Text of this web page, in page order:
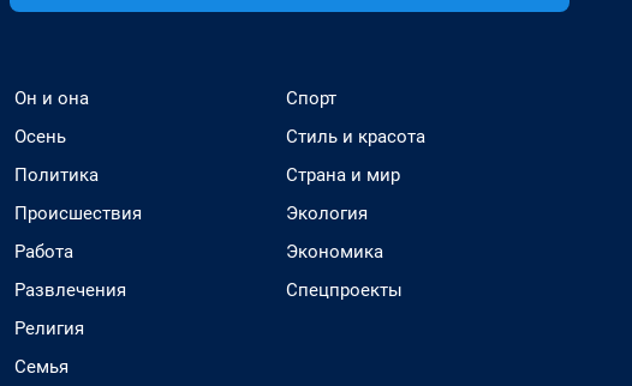
Он и она
Осень
Политика
Происшествия
Работа
Развлечения
Религия
Семья
Спорт
Стиль и красота
Страна и мир
Экология
Экономика
Спецпроекты